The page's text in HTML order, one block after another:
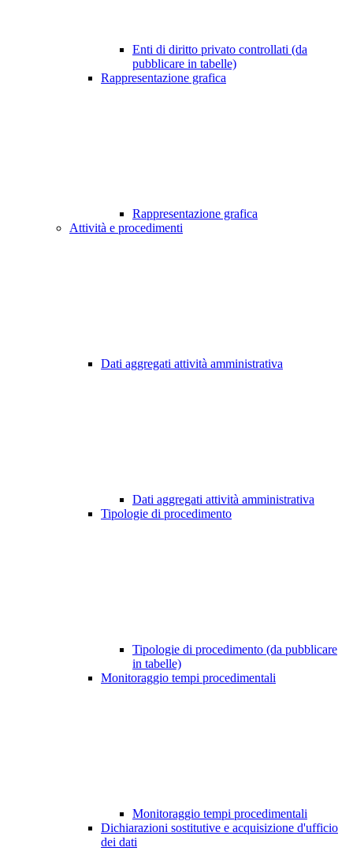
Enti di diritto privato controllati (da
pubblicare in tabelle)
Rappresentazione grafica
Rappresentazione grafica
Attività e procedimenti
Dati aggregati attività amministrativa
Dati aggregati attività amministrativa
Tipologie di procedimento
Tipologie di procedimento (da pubblicare
in tabelle)
Monitoraggio tempi procedimentali
Monitoraggio tempi procedimentali
Dichiarazioni sostitutive e acquisizione d'ufficio
dei dati